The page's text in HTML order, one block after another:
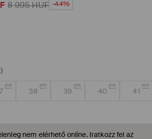
8 995HUF -44%
38 39 40 41
nem elérhető online. Iratkozz fel az